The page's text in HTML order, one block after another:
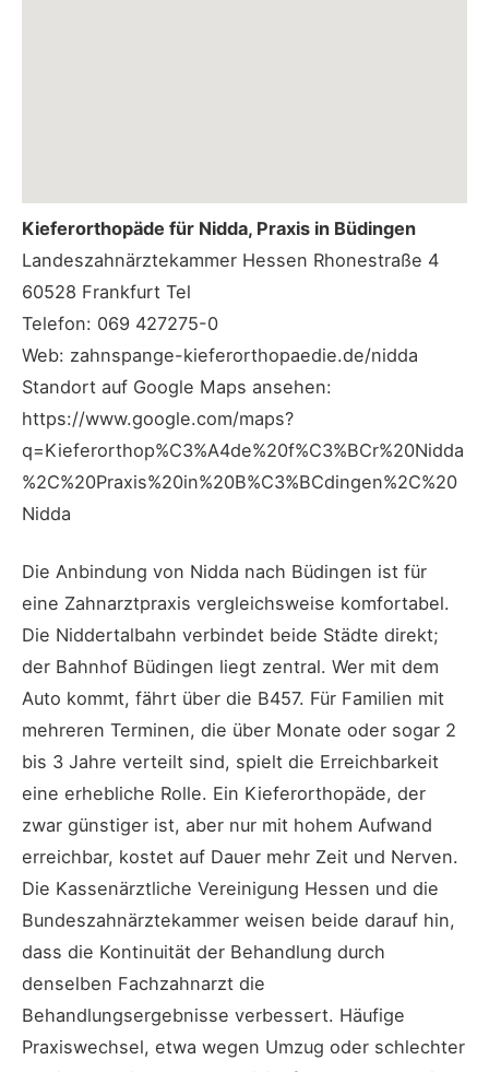
Kieferorthopäde für Nidda, Praxis in Büdingen
Landeszahnärztekammer Hessen Rhonestraße 4
60528 Frankfurt Tel
Telefon: 069 427275-0
Web: zahnspange-kieferorthopaedie.de/nidda
Standort auf Google Maps ansehen:
https://www.google.com/maps?
q=Kieferorthop%C3%A4de%20f%C3%BCr%20Nidda
%2C%20Praxis%20in%20B%C3%BCdingen%2C%20
Nidda
Die Anbindung von Nidda nach Büdingen ist für
eine Zahnarztpraxis vergleichsweise komfortabel.
Die Niddertalbahn verbindet beide Städte direkt;
der Bahnhof Büdingen liegt zentral. Wer mit dem
Auto kommt, fährt über die B457. Für Familien mit
mehreren Terminen, die über Monate oder sogar 2
bis 3 Jahre verteilt sind, spielt die Erreichbarkeit
eine erhebliche Rolle. Ein Kieferorthopäde, der
zwar günstiger ist, aber nur mit hohem Aufwand
erreichbar, kostet auf Dauer mehr Zeit und Nerven.
Die Kassenärztliche Vereinigung Hessen und die
Bundeszahnärztekammer weisen beide darauf hin,
dass die Kontinuität der Behandlung durch
denselben Fachzahnarzt die
Behandlungsergebnisse verbessert. Häufige
Praxiswechsel, etwa wegen Umzug oder schlechter